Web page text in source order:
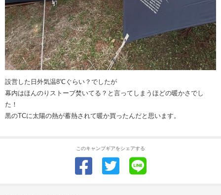
設営した日外気温8℃ぐらい？でしたが
幕内はほんのりストーブ焚いてる？と言ってしまうほどの暖かさでし
た！
黒のTCに太陽の熱が蓄熱されて暖か買ったんだと思います。
このキャンプギアをシェアする